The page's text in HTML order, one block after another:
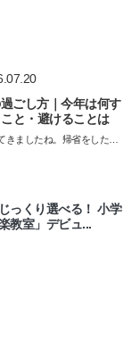
ごし方｜今年は何す
と・避けることは
きましたね。帰省をした
っくり選べる！ 小学
教室」デビュ...